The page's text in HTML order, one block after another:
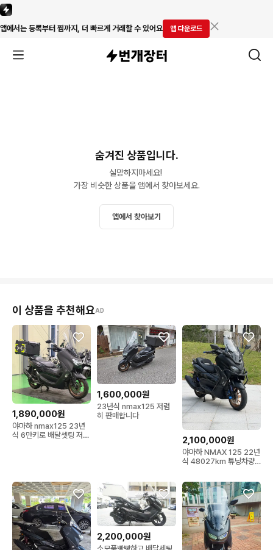
앱에서는 등록부터 찜까지, 더 빠르게 거래할 수 있어요 앱 다운로드
숨겨진 상품입니다.
실망하지마세요!
가장 비슷한 상품을 앱에서 찾아보세요.
앱에서 찾아보기
이 상품을 추천해요AD
1,890,000원
야마하 nmax125 23년
식 6만키로 배달셋팅 저렴
1,600,000원
23년식 nmax125 저렴
히 판매합니다
2,100,000원
야마하 NMAX 125 22년
식 48027km 튜닝차량
2,200,000원